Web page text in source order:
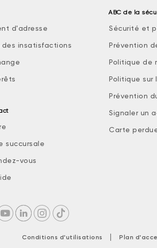
d'adresse
des insatisfactions
succursale
vous
ABC de la
Sécurité et
Prévention
Politique de
Politique sur
Prévention
Signaler un
Carte
Conditions d'utilisations | Plan